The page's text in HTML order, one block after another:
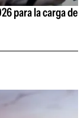
para la carga de